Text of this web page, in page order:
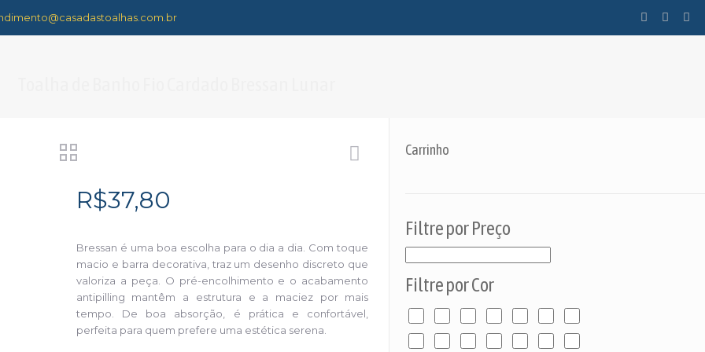
R$37,80
Bressan é uma boa escolha para o dia a dia. Com toque
macio e barra decorativa, traz um desenho discreto que
valoriza a peça. O pré-encolhimento e o acabamento
antipilling mantêm a estrutura e a maciez por mais
tempo. De boa absorção, é prática e confortável,
perfeita para quem prefere uma estética serena.
Carrinho
Filtre por Preço
Filtre por Cor